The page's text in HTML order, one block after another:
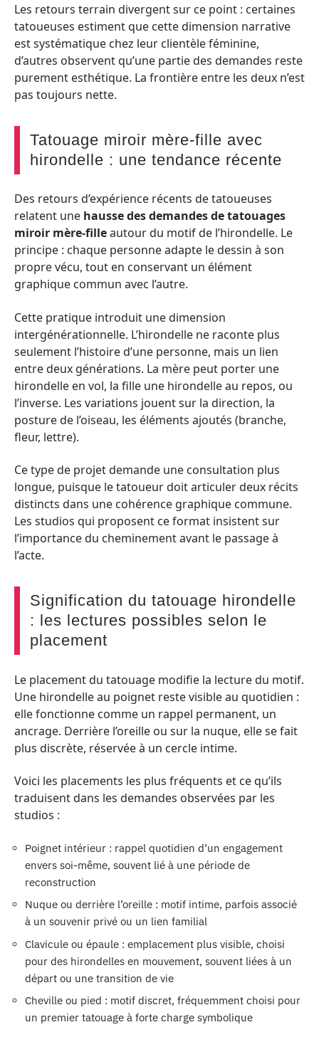
Les retours terrain divergent sur ce point : certaines
tatoueuses estiment que cette dimension narrative
est systématique chez leur clientèle féminine,
d’autres observent qu’une partie des demandes reste
purement esthétique. La frontière entre les deux n’est
pas toujours nette.
Tatouage miroir mère-fille avec
hirondelle : une tendance récente
Des retours d’expérience récents de tatoueuses
relatent une hausse des demandes de tatouages
miroir mère-filleautour du motif de l’hirondelle. Le
principe : chaque personne adapte le dessin à son
propre vécu, tout en conservant un élément
graphique commun avec l’autre.
Cette pratique introduit une dimension
intergénérationnelle. L’hirondelle ne raconte plus
seulement l’histoire d’une personne, mais un lien
entre deux générations. La mère peut porter une
hirondelle en vol, la fille une hirondelle au repos, ou
l’inverse. Les variations jouent sur la direction, la
posture de l’oiseau, les éléments ajoutés (branche,
fleur, lettre).
Ce type de projet demande une consultation plus
longue, puisque le tatoueur doit articuler deux récits
distincts dans une cohérence graphique commune.
Les studios qui proposent ce format insistent sur
l’importance du cheminement avant le passage à
l’acte.
Signification du tatouage hirondelle
: les lectures possibles selon le
placement
Le placement du tatouage modifie la lecture du motif.
Une hirondelle au poignet reste visible au quotidien :
elle fonctionne comme un rappel permanent, un
ancrage. Derrière l’oreille ou sur la nuque, elle se fait
plus discrète, réservée à un cercle intime.
Voici les placements les plus fréquents et ce qu’ils
traduisent dans les demandes observées par les
studios :
Poignet intérieur : rappel quotidien d’un engagement
envers soi-même, souvent lié à une période de
reconstruction
Nuque ou derrière l’oreille : motif intime, parfois associé
à un souvenir privé ou un lien familial
Clavicule ou épaule : emplacement plus visible, choisi
pour des hirondelles en mouvement, souvent liées à un
départ ou une transition de vie
Cheville ou pied : motif discret, fréquemment choisi pour
un premier tatouage à forte charge symbolique